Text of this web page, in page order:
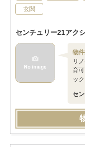
玄関
センチュリー21アク
物
リ
育
ック
セ